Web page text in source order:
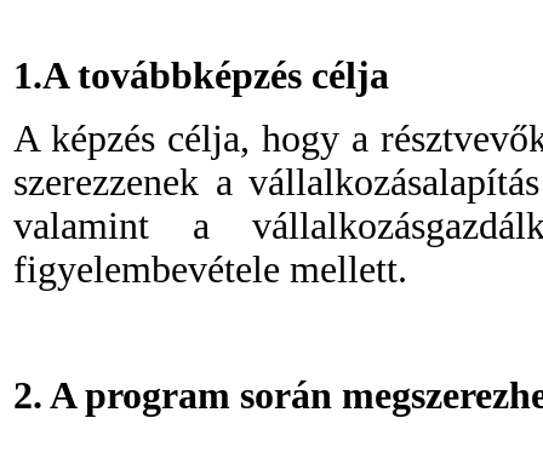
1.A továbbképzés célja
A képzés célja, hogy a
szerezzenek a
valamint a
figyelembevétele mellett.
2. A program során